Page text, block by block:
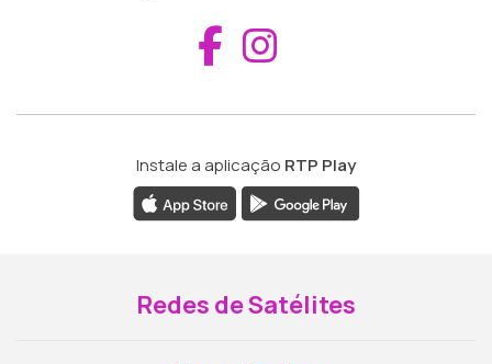
Aceder ao
Instale a aplicação RTP Play
Redes de Satélites